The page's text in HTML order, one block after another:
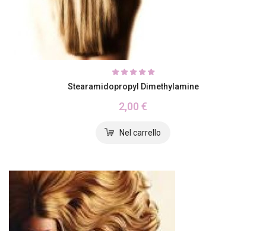
Stearamidopropyl Dimethylamine
2,00 €